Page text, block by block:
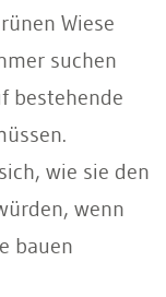
Wiese
suchen
bestehende
wie sie den
wenn
bauen